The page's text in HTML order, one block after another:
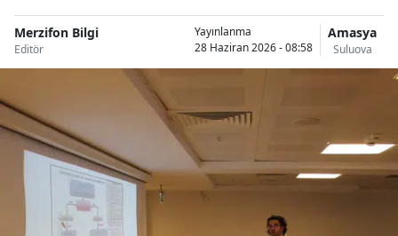
Merzifon Bilgi
Editör
Yayınlanma
28 Haziran 2026 - 08:58
Amasya
Suluova